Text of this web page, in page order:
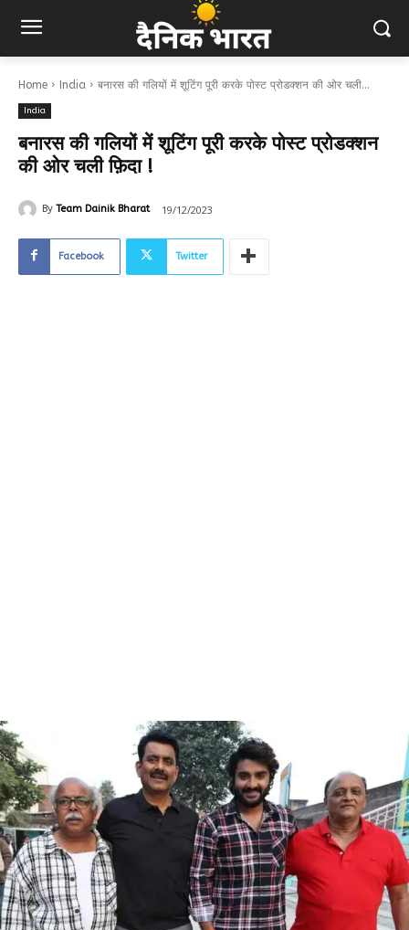
Home India बनारस की गलियों में शूटिंग पूरी करके पोस्ट प्रोडक्शन की ओर चली...
India
बनारस की गलियों में शूटिंग पूरी करके पोस्ट प्रोडक्शन
की ओर चली फ़िदा !
By Team Dainik Bharat 19/12/2023
Facebook Twitter